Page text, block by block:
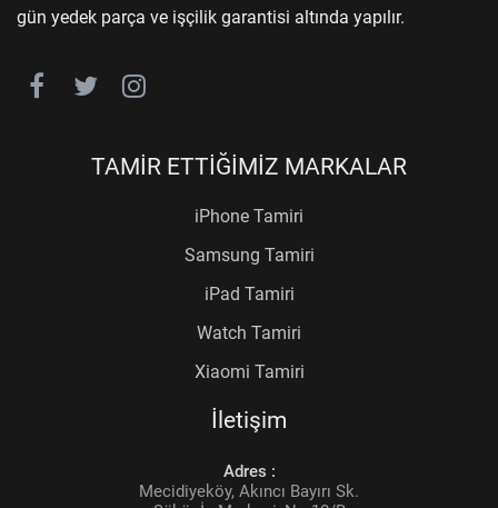
gün yedek parça ve işçilik garantisi altında yapılır.
TAMİR ETTİĞİMİZ MARKALAR
iPhone Tamiri
Samsung Tamiri
iPad Tamiri
Watch Tamiri
Xiaomi Tamiri
İletişim
Adres :
Mecidiyeköy, Akıncı Bayırı Sk.